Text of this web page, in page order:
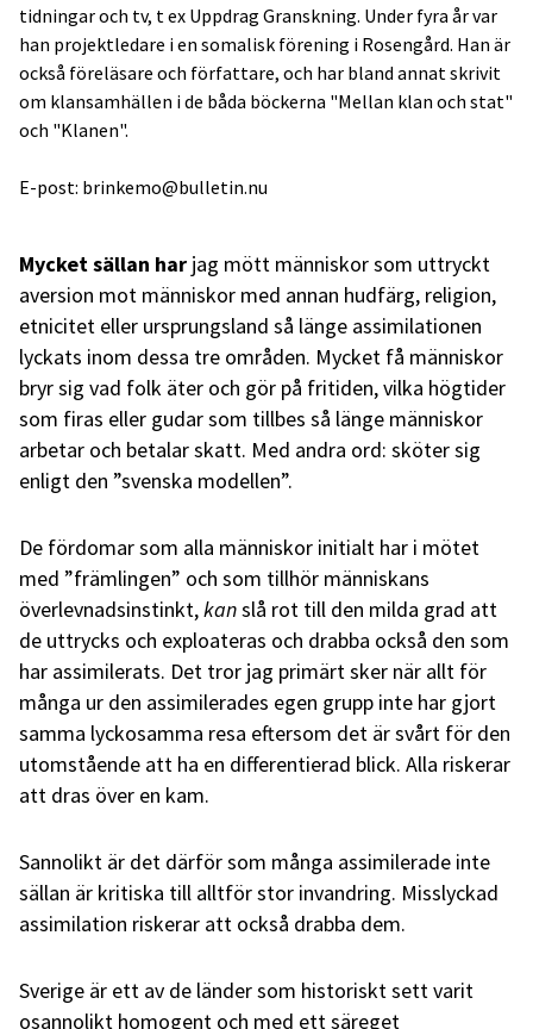
tidningar och tv, t ex Uppdrag Granskning. Under fyra år var
han projektledare i en somalisk förening i Rosengård. Han är
också föreläsare och författare, och har bland annat skrivit
om klansamhällen i de båda böckerna "Mellan klan och stat"
och "Klanen".
E-post: brinkemo@bulletin.nu
Mycket sällan har jag mött människor som uttryckt
aversion mot människor med annan hudfärg, religion,
etnicitet eller ursprungsland så länge assimilationen
lyckats inom dessa tre områden. Mycket få människor
bryr sig vad folk äter och gör på fritiden, vilka högtider
som firas eller gudar som tillbes så länge människor
arbetar och betalar skatt. Med andra ord: sköter sig
enligt den ”svenska modellen”.
De fördomar som alla människor initialt har i mötet
med ”främlingen” och som tillhör människans
överlevnadsinstinkt,kanslå rot till den milda grad att
de uttrycks och exploateras och drabba också den som
har assimilerats. Det tror jag primärt sker när allt för
många ur den assimilerades egen grupp inte har gjort
samma lyckosamma resa eftersom det är svårt för den
utomstående att ha en differentierad blick. Alla riskerar
att dras över en kam.
Sannolikt är det därför som många assimilerade inte
sällan är kritiska till alltför stor invandring. Misslyckad
assimilation riskerar att också drabba dem.
Sverige är ett av de länder som historiskt sett varit
osannolikt homogent och med ett säreget